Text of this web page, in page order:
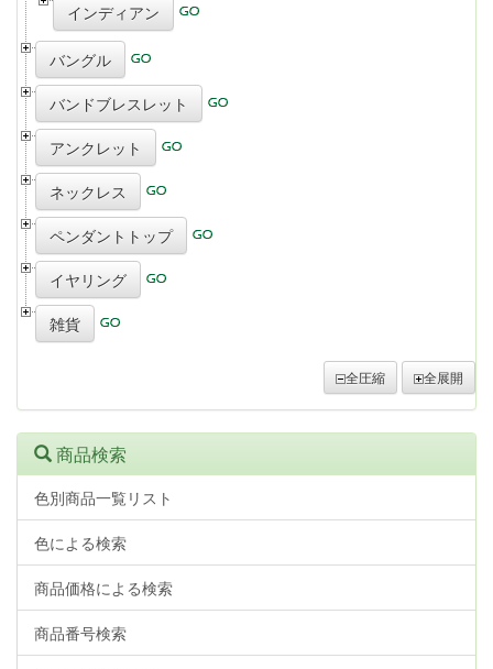
インディアン
バングル
バンドブレスレット
アンクレット
ネックレス
ペンダントトップ
イヤリング
雑貨
全圧縮 全展開
商品検索
色別商品一覧リスト
色による検索
商品価格による検索
商品番号検索